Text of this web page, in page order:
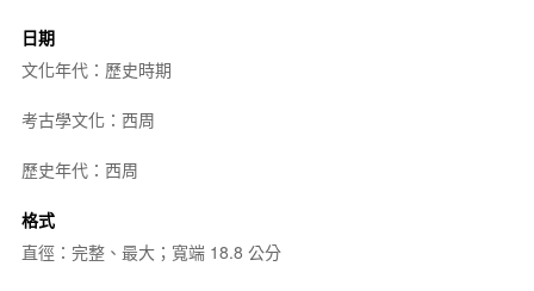
日期
文化年代：歷史時期
考古學文化：西周
歷史年代：西周
格式
直徑：完整、最大；寬端 18.8 公分